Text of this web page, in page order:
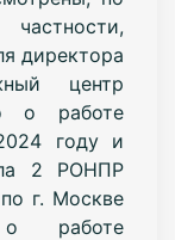
директора
центр
о работе
году и
2 РОНПР
г. Москве
о работе